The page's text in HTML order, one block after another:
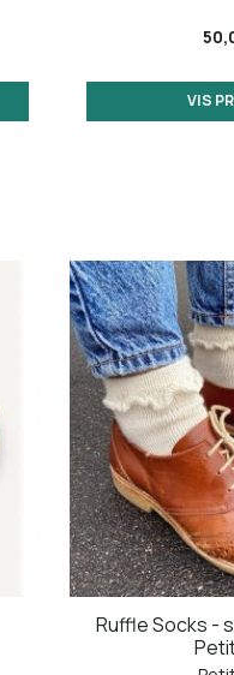
VIS
Ruffle Socks -